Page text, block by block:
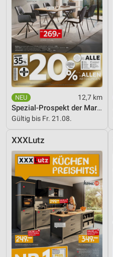
12,7 km
Spezial-Prospekt der Marken
Gültig bis Fr. 21.08.
XXXLutz